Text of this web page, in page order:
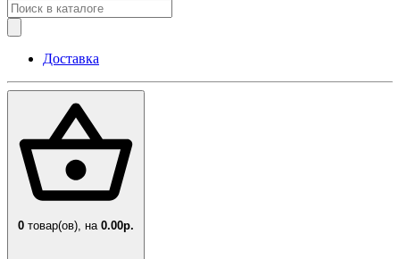
Доставка
0 товар(ов), на 0.00р.